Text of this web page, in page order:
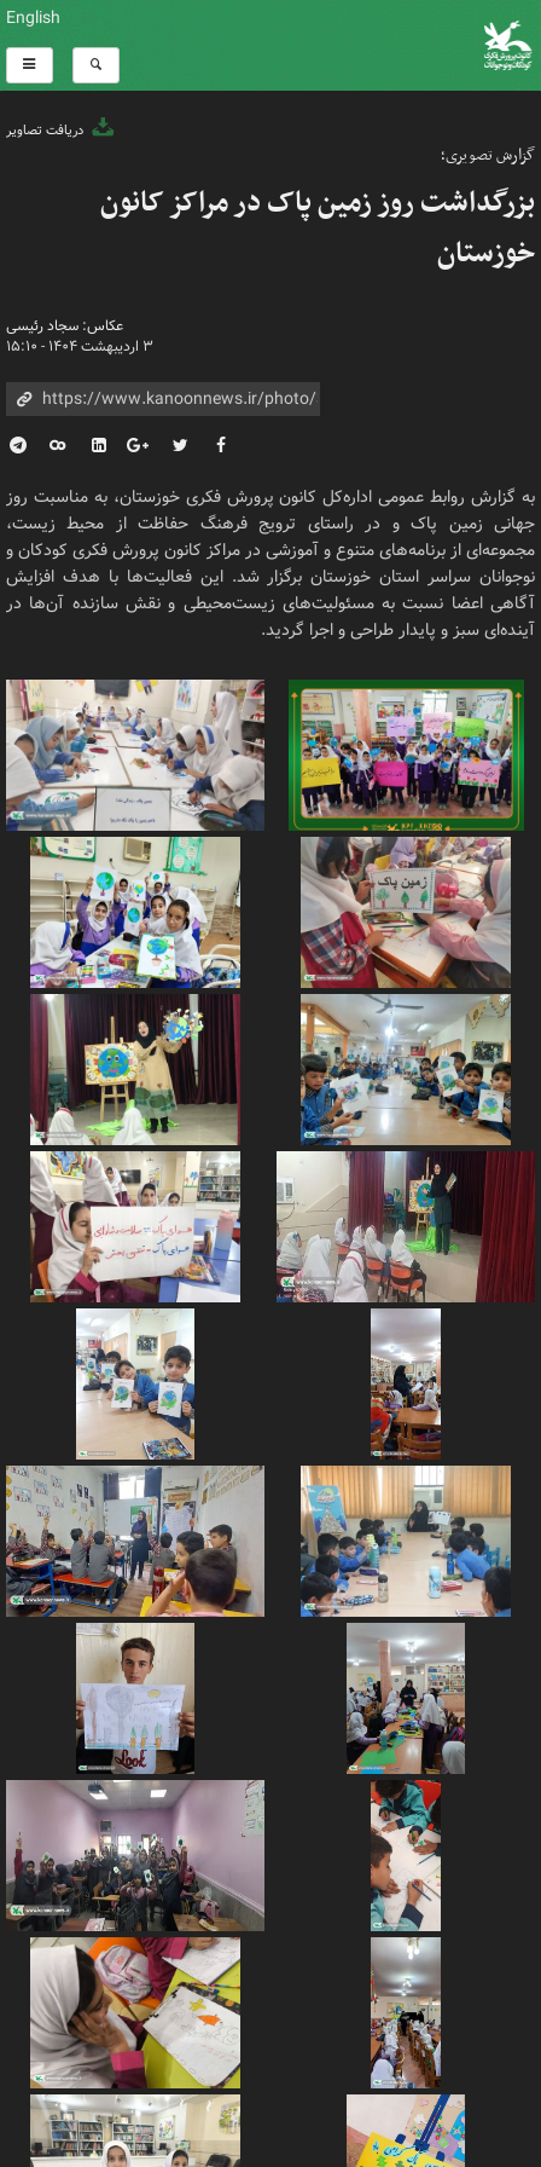
English
دریافت تصاویر
گزارش تصویری؛
بزرگداشت روز زمین پاک در مراکز کانون
خوزستان
عکاس: سجاد رئیسی
۳ اردیبهشت ۱۴۰۴ - ۱۵:۱۰
به گزارش روابط عمومی اداره‌کل کانون پرورش فکری خوزستان، به مناسبت روز
جهانی زمین پاک و در راستای ترویج فرهنگ حفاظت از محیط زیست،
مجموعه‌ای از برنامه‌های متنوع و آموزشی در مراکز کانون پرورش فکری کودکان و
نوجوانان سراسر استان خوزستان برگزار شد. این فعالیت‌ها با هدف افزایش
آگاهی اعضا نسبت به مسئولیت‌های زیست‌محیطی و نقش سازنده آن‌ها در
آینده‌ای سبز و پایدار طراحی و اجرا گردید.